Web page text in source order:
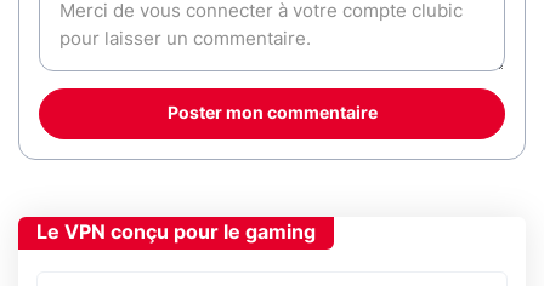
Poster mon commentaire
Le VPN conçu pour le gaming